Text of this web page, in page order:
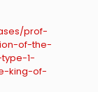
prof-
of-the-
1-
king-of-